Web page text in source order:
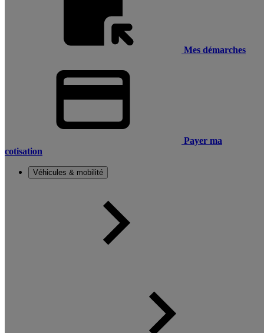
Mes démarches
Payer ma
cotisation
Véhicules & mobilité